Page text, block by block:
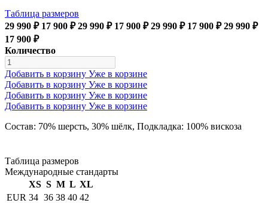
Таблица размеров
29 990 ₽ 17 900 ₽ 29 990 ₽ 17 900 ₽ 29 990 ₽ 17 900 ₽ 29 990 ₽
17 900 ₽
Количество
Добавить в корзину Уже в корзине
Добавить в корзину Уже в корзине
Добавить в корзину Уже в корзине
Добавить в корзину Уже в корзине
Состав: 70% шерсть, 30% шёлк, Подкладка: 100% вискоза
Таблица размеров
Международные стандарты
XS S M L XL
EUR 34 36 38 40 42